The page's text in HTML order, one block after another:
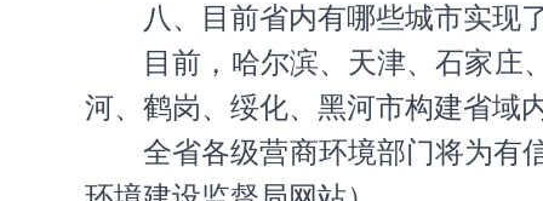
八、目前省内有哪些城市实现
目前，哈尔滨、天津、石家庄
河、鹤岗、绥化、黑河市构建省域
全省各级营商环境部门将为有